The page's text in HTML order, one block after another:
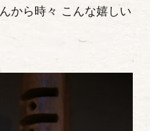
から時々 こんな嬉しい